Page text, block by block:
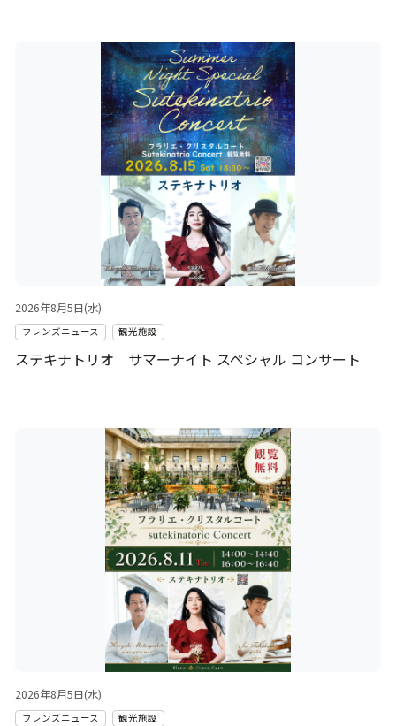
2026年8月5日(水)
フレンズニュース 観光施設
ステキナトリオ サマーナイト スペシャル コンサート
2026年8月5日(水)
フレンズニュース 観光施設